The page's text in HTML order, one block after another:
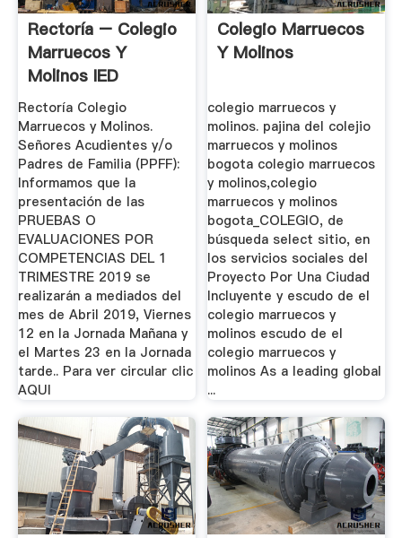
Rectoría – Colegio
Marruecos Y
Molinos IED
Rectoría Colegio
Marruecos y Molinos.
Señores Acudientes y/o
Padres de Familia (PPFF):
Informamos que la
presentación de las
PRUEBAS O
EVALUACIONES POR
COMPETENCIAS DEL 1
TRIMESTRE 2019 se
realizarán a mediados del
mes de Abril 2019, Viernes
12 en la Jornada Mañana y
el Martes 23 en la Jornada
tarde.. Para ver circular clic
AQUI
Colegio Marruecos
Y Molinos
colegio marruecos y
molinos. pajina del colejio
marruecos y molinos
bogota colegio marruecos
y molinos,colegio
marruecos y molinos
bogota_COLEGIO, de
búsqueda select sitio, en
los servicios sociales del
Proyecto Por Una Ciudad
Incluyente y escudo de el
colegio marruecos y
molinos escudo de el
colegio marruecos y
molinos As a leading global
...